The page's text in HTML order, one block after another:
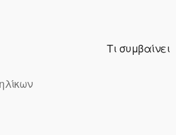
Τι συμβαίνει